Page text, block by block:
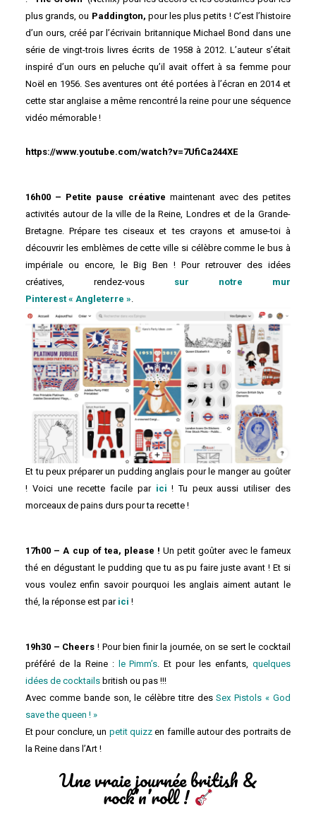
plus grands, ou Paddington, pour les plus petits ! C’est l’histoire
d’un ours, créé par l’écrivain britannique Michael Bond dans une
série de vingt-trois livres écrits de 1958 à 2012. L’auteur s’était
inspiré d’un ours en peluche qu’il avait offert à sa femme pour
Noël en 1956. Ses aventures ont été portées à l’écran en 2014 et
cette star anglaise a même rencontré la reine pour une séquence
vidéo mémorable !
https://www.youtube.com/watch?v=7UfiCa244XE
16h00 – Petite pause créative maintenant avec des petites
activités autour de la ville de la Reine, Londres et de la Grande-
Bretagne. Prépare tes ciseaux et tes crayons et amuse-toi à
découvrir les emblèmes de cette ville si célèbre comme le bus à
impériale ou encore, le Big Ben ! Pour retrouver des idées
créatives, rendez-vous sur notre mur
Pinterest « Angleterre ».
Et tu peux préparer un pudding anglais pour le manger au goûter
! Voici une recette facile par ici ! Tu peux aussi utiliser des
morceaux de pains durs pour ta recette !
17h00 – A cup of tea, please !Un petit goûter avec le fameux
thé en dégustant le pudding que tu as pu faire juste avant ! Et si
vous voulez enfin savoir pourquoi les anglais aiment autant le
thé, la réponse est parici !
19h30 – Cheers ! Pour bien finir la journée, on se sert le cocktail
préféré de la Reine : le Pimm’s . Et pour les enfants, quelques
idées de cocktails british ou pas !!!
Avec comme bande son, le célèbre titre desSex Pistols « God
save the queen ! »
Et pour conclure, un petit quizzen famille autour des portraits de
la Reine dans l’Art !
Une vraie journée british &
rock’n’roll !